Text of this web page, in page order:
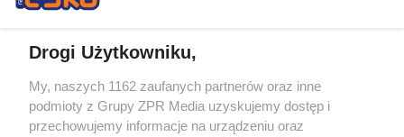
Drogi Użytkowniku,
My, naszych 1162 zaufanych partnerów oraz inne
podmioty z Grupy ZPR Media uzyskujemy dostęp i
przechowujemy informacje na urządzeniu oraz